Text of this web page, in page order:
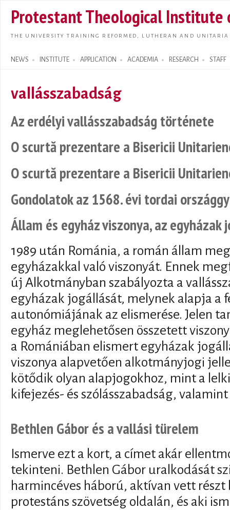
main
Protestant Theological Institute
THE UNIVERSITY TRAINING REFORMED, LUTHERAN AND
NEWS INSTITUTE APPLICATION ACADEMIA RESEARCH STAFF
Search form
vallásszabadság
Az erdélyi vallásszabadság története
O scurtă prezentare a Bisericii
O scurtă prezentare a Bisericii
Gondolatok az 1568. évi tordai
Állam és egyház viszonya, az egyházak
1989 után Románia, a román állam
egyházakkal való viszonyát. Ennek
új Alkotmányban szabályozta a
egyházak jogállását, melynek alapja a
autonómiájának az elismerése. Jelen
egyház meglehetősen összetett
a Romániában elismert egyházak
viszonya alapvetően alkotmányjogi
kötődik olyan alapjogokhoz, mint a
kifejezés- és szólásszabadság,
Bethlen Gábor és a vallási türelem
Ismerve ezt a kort, a címet akár
tekinteni. Bethlen Gábor uralkodását
harmincéves háború, aktívan vett
protestáns szövetség oldalán, és aki